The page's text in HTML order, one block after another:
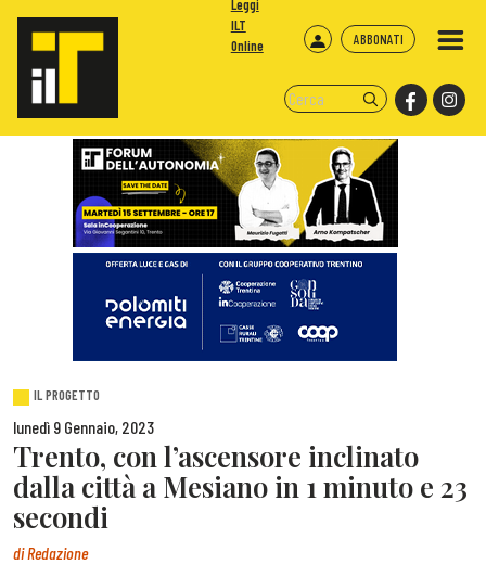
ABBONATI
Leggi
ILT
Online
IL PROGETTO
lunedì 9 Gennaio, 2023
Trento, con l’ascensore inclinato
dalla città a Mesiano in 1 minuto e 23
secondi
diRedazione